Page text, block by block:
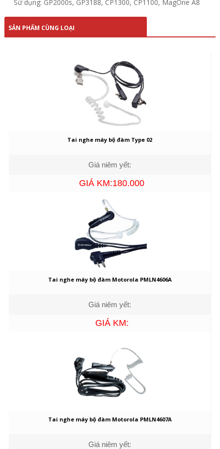
Sử dụng: GP2000s, GP3188, CP1300, CP1100, MagOne A8
SẢN PHẨM CÙNG LOẠI
Tai nghe máy bộ đàm Type 02
Giá niêm yết:
GIÁ KM:180.000
Tai nghe máy bộ đàm Motorola PMLN4606A
Giá niêm yết:
GIÁ KM:
Tai nghe máy bộ đàm Motorola PMLN4607A
Giá niêm yết: